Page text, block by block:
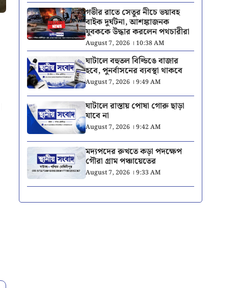
গভীর রাতে সেতুর নীচে ভয়াবহ
বাইক দুর্ঘটনা, আশঙ্কাজনক
যুবককে উদ্ধার করলেন পথচারীরা
August 7, 2026 । 10:38 AM
ঘাটালে বহুতল বিল্ডিঙে বাজার
হবে, পুনর্বাসনের ব্যবস্থা থাকবে
August 7, 2026 । 9:49 AM
ঘাটালে রাস্তায় পোষা গোরু ছাড়া
যাবে না
August 7, 2026 । 9:42 AM
মদ্যপদের রুখতে কড়া পদক্ষেপ
গৌরা গ্রাম পঞ্চায়েতের
August 7, 2026 । 9:33 AM